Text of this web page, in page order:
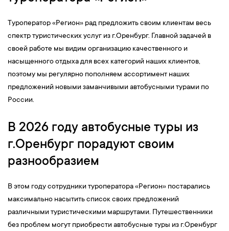
Туроператор «Регион» рад предложить своим клиентам весь
спектр туристических услуг из г.Оренбург. Главной задачей в
своей работе мы видим организацию качественного и
насыщенного отдыха для всех категорий наших клиентов,
поэтому мы регулярно пополняем ассортимент наших
предложений новыми заманчивыми автобусными турами по
России.
В 2026 году автобусные туры из
г.Оренбург порадуют своим
разнообразием
В этом году сотрудники туроператора «Регион» постарались
максимально насытить список своих предложений
различными туристическими маршрутами. Путешественники
без проблем могут приобрести автобусные туры из г.Оренбург